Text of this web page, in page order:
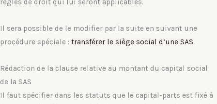
règles de droit qui lui seront applicables.
Il sera possible de le modifier par la suite en suivant une
procédure spéciale : transférer le siège social d’une SAS.
Rédaction de la clause relative au montant du capital social
de la SAS
Il faut spécifier dans les statuts que le capital-parts est fixé à